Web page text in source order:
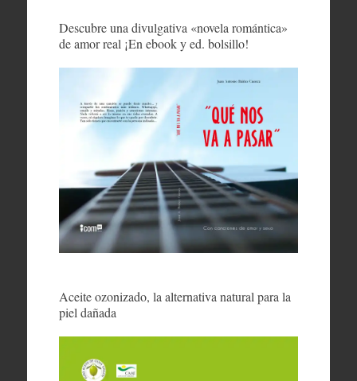
Descubre una divulgativa «novela romántica»
de amor real ¡En ebook y ed. bolsillo!
Aceite ozonizado, la alternativa natural para la
piel dañada